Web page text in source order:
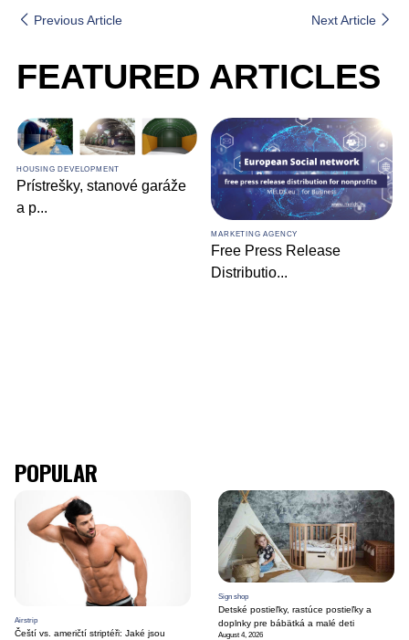
Previous Article Next Article
FEATURED ARTICLES
HOUSING DEVELOPMENT
Prístrešky, stanové garáže
a p...
MARKETING AGENCY
Free Press Release
Distributio...
POPULAR
Airstrip
Čeští vs. američtí striptéři: Jaké jsou
Sign shop
Detské postieľky, rastúce postieľky a
doplnky pre bábätká a malé deti
August 4, 2026